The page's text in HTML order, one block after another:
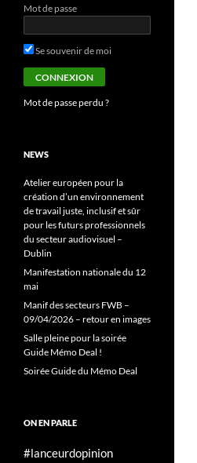
Mot de passe
Se souvenir de moi
Mot de passe perdu ?
NEWS
Atelier européen pour la
création d’un environnement
de travail juste, inclusif et sûr
pour les futurs professionnels
du secteur audiovisuel –
Dublin
Manifestation nationale du 12
mai
Manif des secteurs FWB –
09/04/2026 – retour en images
Salle pleine pour la soirée
Guide Mémo Deal !
Soirée Guide du Mémo Deal
ON EN PARLE
#lanceurdopinion